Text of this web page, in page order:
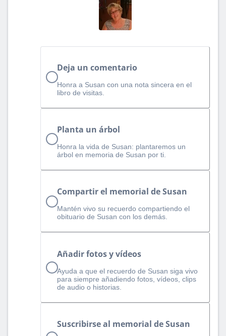
Deja un comentario
Honra a Susan con una nota sincera en el
libro de visitas.
Planta un árbol
Honra la vida de Susan: plantaremos un
árbol en memoria de Susan por ti.
Compartir el memorial de Susan
Mantén vivo su recuerdo compartiendo el
obituario de Susan con los demás.
Añadir fotos y vídeos
Ayuda a que el recuerdo de Susan siga vivo
para siempre añadiendo fotos, vídeos, clips
de audio o historias.
Suscribirse al memorial de Susan